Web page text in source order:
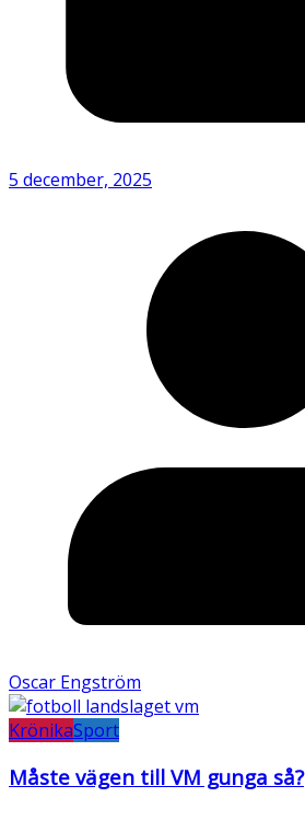
5 december, 2025
Oscar Engström
KrönikaSport
Måste vägen till VM gunga så?